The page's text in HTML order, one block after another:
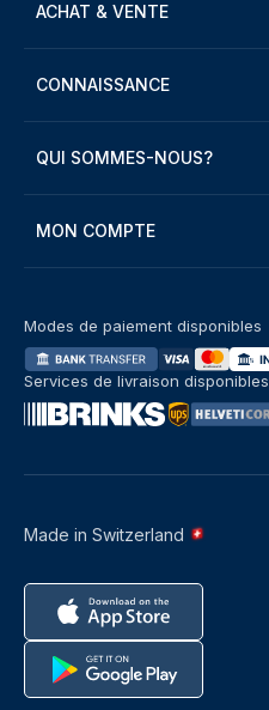
ACHAT & VENTE
CONNAISSANCE
QUI SOMMES-NOUS?
MON COMPTE
Made in Switzerland
Modes de paiement disponibles
Services de livraison disponibles